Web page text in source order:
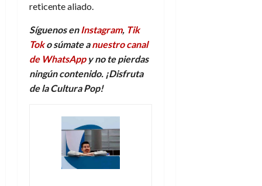
reticente aliado.
Síguenos enInstagram, Tik
Toko súmate anuestro canal
de WhatsAppy no te pierdas
ningún contenido. ¡Disfruta
de la Cultura Pop!